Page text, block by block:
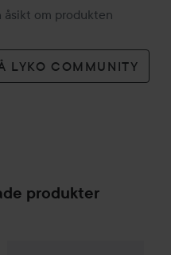
om produkten
LYKO COMMUNITY
produkter